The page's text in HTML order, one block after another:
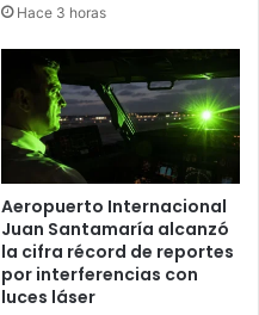
Hace 3 horas
Aeropuerto Internacional
Juan Santamaría alcanzó
la cifra récord de reportes
por interferencias con
luces láser